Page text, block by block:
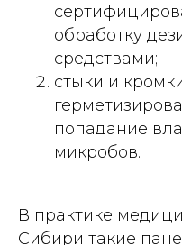
обработку
средствами;
стыки и
попадание
микробов.
В практике
Сибири такие